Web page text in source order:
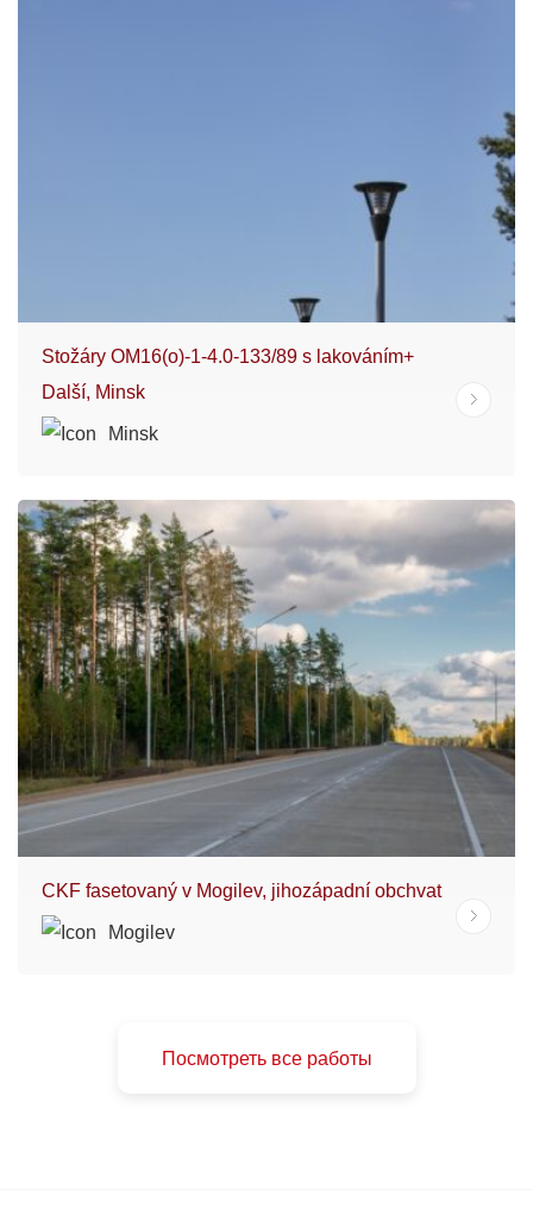
Stožáry OM16(o)-1-4.0-133/89 s lakováním+
Další, Minsk
Minsk
CKF fasetovaný v Mogilev, jihozápadní obchvat
Mogilev
Посмотреть все работы